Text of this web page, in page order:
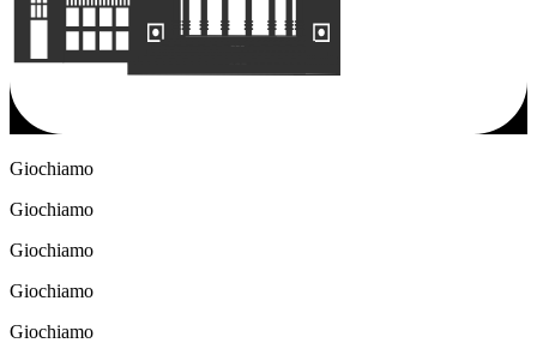
Giochiamo
Giochiamo
Giochiamo
Giochiamo
Giochiamo